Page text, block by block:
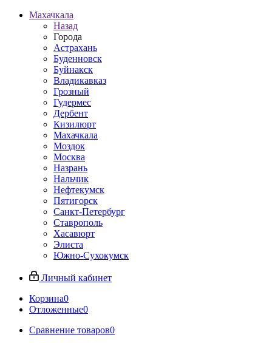
Махачкала
Назад
Города
Астрахань
Буденновск
Буйнакск
Владикавказ
Грозный
Гудермес
Дербент
Кизилюрт
Махачкала
Моздок
Москва
Назрань
Нальчик
Нефтекумск
Пятигорск
Санкт-Петербург
Ставрополь
Хасавюрт
Элиста
Южно-Сухокумск
Личный кабинет
Корзина0
Отложенные0
Сравнение товаров0